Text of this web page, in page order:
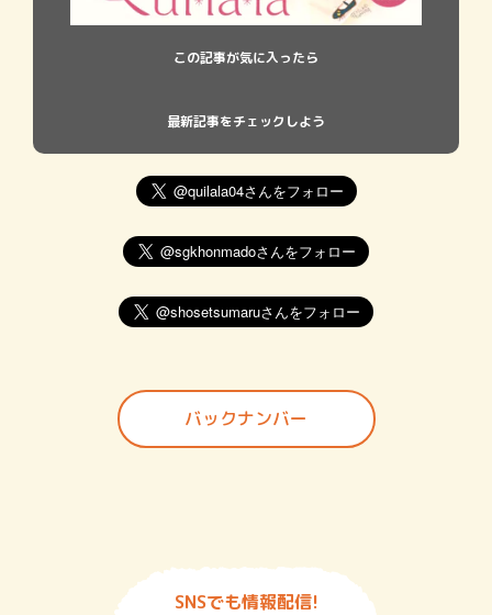
この記事が気に入ったら
最新記事をチェックしよう
バックナンバー
SNSでも情報配信!